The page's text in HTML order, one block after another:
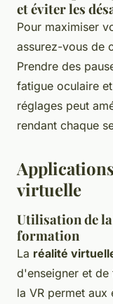
et éviter les
Pour maximiser
assurez-vous de
Prendre des
fatigue oculaire
réglages peut
rendant chaque
virtuelle
Utilisation de
formation
La réalité
d'enseigner et de
la VR permet